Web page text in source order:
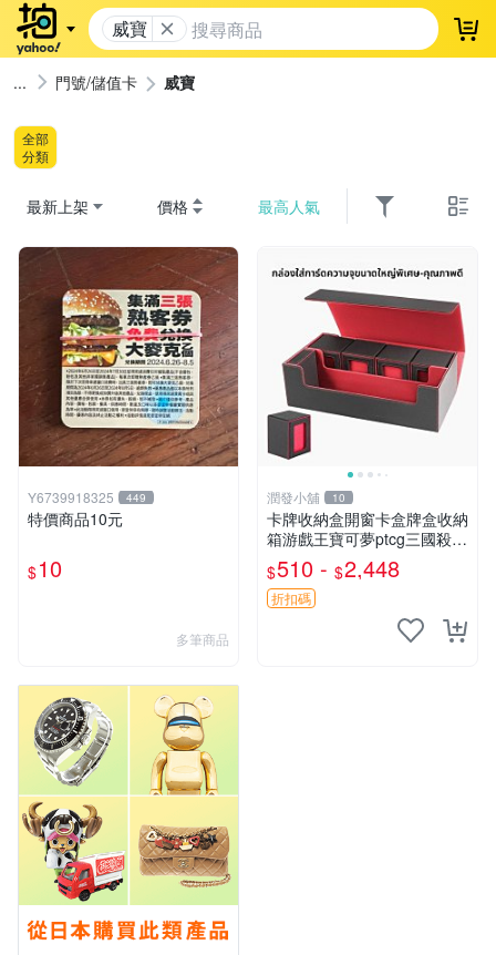
威寶 登
門號/儲值卡 威寶
全部
分類
最新上架 價格 最高人氣
Y6739918325 449
特價商品10元
$10
多筆商品
潤發小舖 10
卡牌收納盒開窗卡盒牌盒收納
箱游戲王寶可夢ptcg三國殺海
賊王dtcg
$510 - $2,448
折扣碼